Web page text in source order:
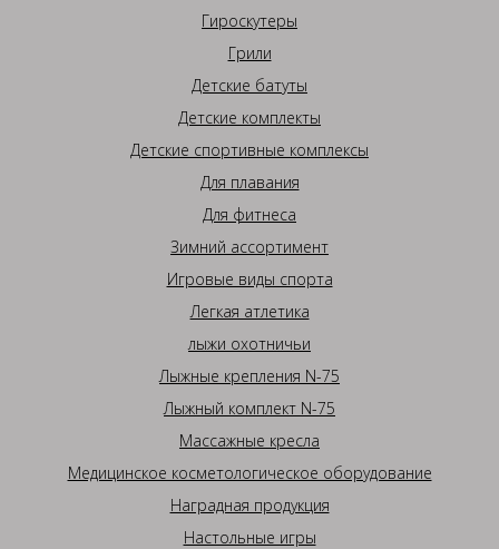
Гироскутеры
Грили
Детские батуты
Детские комплекты
Детские спортивные комплексы
Для плавания
Для фитнеса
Зимний ассортимент
Игровые виды спорта
Легкая атлетика
лыжи охотничьи
Лыжные крепления N-75
Лыжный комплект N-75
Массажные кресла
Медицинское косметологическое оборудование
Наградная продукция
Настольные игры